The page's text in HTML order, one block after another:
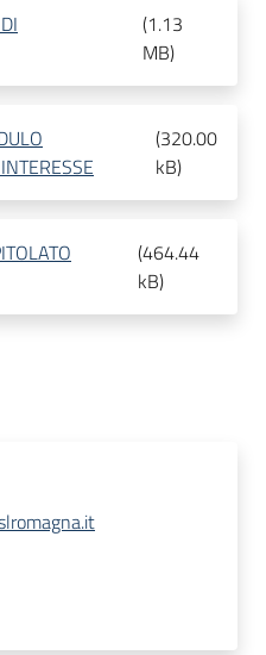
(1.13
MB)
(320.00
kB)
(464.44
kB)